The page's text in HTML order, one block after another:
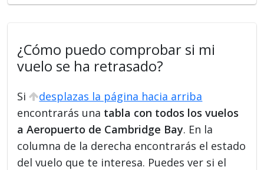
¿Cómo puedo comprobar si mi
vuelo se ha retrasado?
Si
desplazas la página hacia arriba
encontrarás una tabla con todos los vuelos
a Aeropuerto de Cambridge Bay. En la
columna de la derecha encontrarás el estado
del vuelo que te interesa. Puedes ver si el